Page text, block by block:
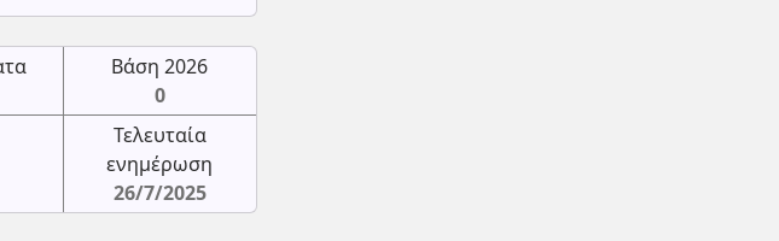
Βάση 2026
0
Τελευταία
ενημέρωση
26/7/2025